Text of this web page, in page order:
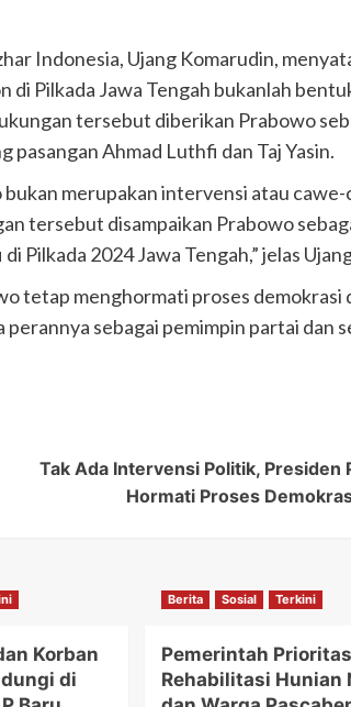
Indonesia, Ujang Komarudin,
di Pilkada Jawa Tengah bukanlah
tersebut diberikan Prabowo
pasangan Ahmad Luthfi dan Taj Yasin.
merupakan intervensi atau
tersebut disampaikan Prabowo
Pilkada 2024 Jawa Tengah,” jelas
tetap menghormati proses demokrasi
sebagai pemimpin partai dan
Tak Ada Intervensi Politik, Presiden
Hormati Proses
Korban
di
Berita Sosial Terkini
Pemerintah
Rehabilitasi Hunian